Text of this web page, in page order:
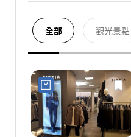
全部 觀光景點